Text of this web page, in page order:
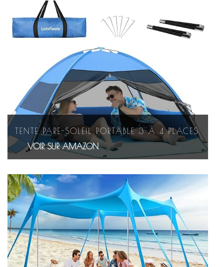
TENTE PARE-SOLEIL PORTABLE 3 À 4 PLACES
VOIR SUR AMAZON